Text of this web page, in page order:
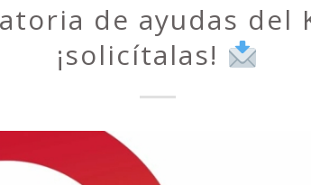
de ayudas del
¡solicítalas!